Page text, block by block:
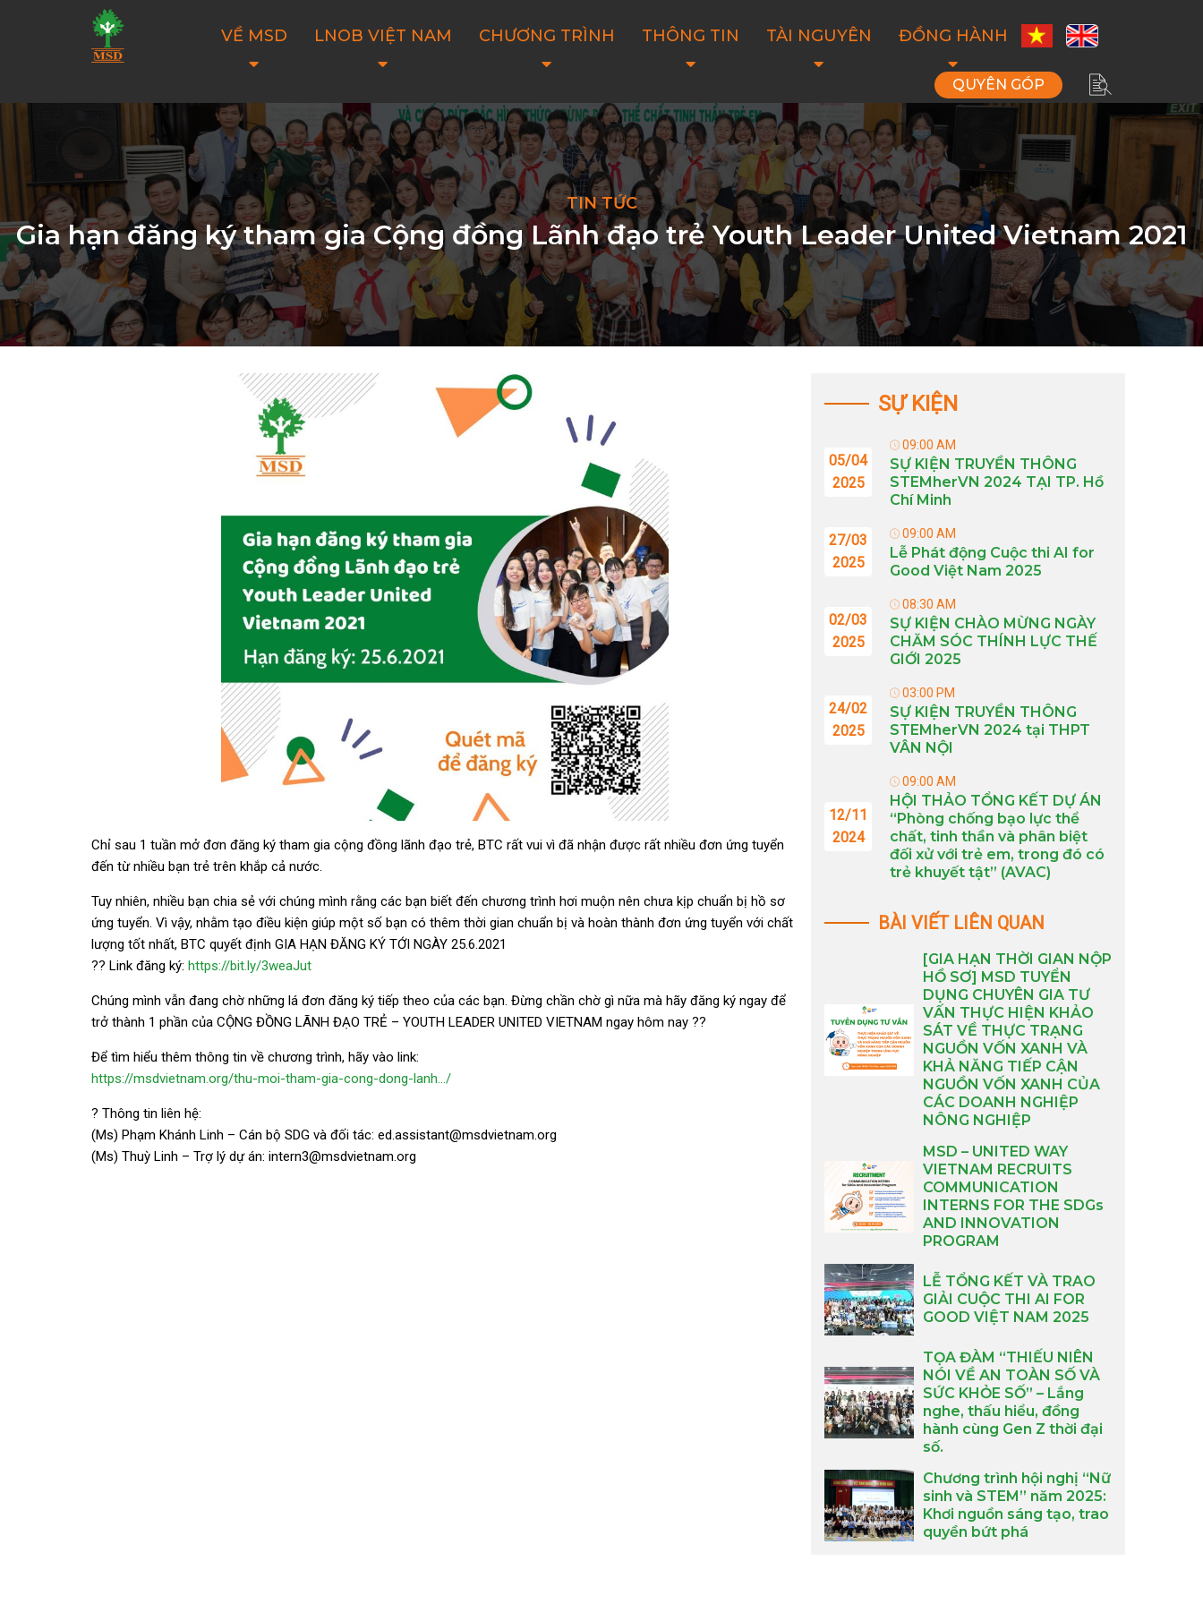
VỀ MSD LNOB VIỆT NAM CHƯƠNG TRÌNH THÔNG TIN TÀI NGUYÊN ĐỒNG HÀNH
QUYÊN GÓP
TIN TỨC
Gia hạn đăng ký tham gia Cộng đồng Lãnh đạo trẻ Youth Leader United Vietnam 2021
Chỉ sau 1 tuần mở đơn đăng ký tham gia cộng đồng lãnh đạo trẻ, BTC rất vui vì đã nhận được rất nhiều đơn ứng tuyển
đến từ nhiều bạn trẻ trên khắp cả nước.
Tuy nhiên, nhiều bạn chia sẻ với chúng mình rằng các bạn biết đến chương trình hơi muộn nên chưa kịp chuẩn bị hồ sơ
ứng tuyển. Vì vậy, nhằm tạo điều kiện giúp một số bạn có thêm thời gian chuẩn bị và hoàn thành đơn ứng tuyển với chất
lượng tốt nhất, BTC quyết định GIA HẠN ĐĂNG KÝ TỚI NGÀY 25.6.2021
?? Link đăng ký: https://bit.ly/3weaJut
Chúng mình vẫn đang chờ những lá đơn đăng ký tiếp theo của các bạn. Đừng chần chờ gì nữa mà hãy đăng ký ngay để
trở thành 1 phần của CỘNG ĐỒNG LÃNH ĐẠO TRẺ – YOUTH LEADER UNITED VIETNAM ngay hôm nay ??
Để tìm hiểu thêm thông tin về chương trình, hãy vào link:
https://msdvietnam.org/thu-moi-tham-gia-cong-dong-lanh…/
? Thông tin liên hệ:
(Ms) Phạm Khánh Linh – Cán bộ SDG và đối tác: ed.assistant@msdvietnam.org
(Ms) Thuỳ Linh – Trợ lý dự án: intern3@msdvietnam.org
SỰ KIỆN
05/04
2025
09:00 AM
SỰ KIỆN TRUYỀN THÔNG
STEMherVN 2024 TẠI TP. Hồ
Chí Minh
27/03
2025
09:00 AM
Lễ Phát động Cuộc thi AI for
Good Việt Nam 2025
02/03
2025
08:30 AM
SỰ KIỆN CHÀO MỪNG NGÀY
CHĂM SÓC THÍNH LỰC THẾ
GIỚI 2025
24/02
2025
03:00 PM
SỰ KIỆN TRUYỀN THÔNG
STEMherVN 2024 tại THPT
VÂN NỘI
12/11
2024
09:00 AM
HỘI THẢO TỔNG KẾT DỰ ÁN
“Phòng chống bạo lực thể
chất, tinh thần và phân biệt
đối xử với trẻ em, trong đó có
trẻ khuyết tật” (AVAC)
BÀI VIẾT LIÊN QUAN
[GIA HẠN THỜI GIAN NỘP
HỒ SƠ] MSD TUYỂN
DỤNG CHUYÊN GIA TƯ
VẤN THỰC HIỆN KHẢO
SÁT VỀ THỰC TRẠNG
NGUỒN VỐN XANH VÀ
KHẢ NĂNG TIẾP CẬN
NGUỒN VỐN XANH CỦA
CÁC DOANH NGHIỆP
NÔNG NGHIỆP
MSD – UNITED WAY
VIETNAM RECRUITS
COMMUNICATION
INTERNS FOR THE SDGs
AND INNOVATION
PROGRAM
LỄ TỔNG KẾT VÀ TRAO
GIẢI CUỘC THI AI FOR
GOOD VIỆT NAM 2025
TỌA ĐÀM “THIẾU NIÊN
NÓI VỀ AN TOÀN SỐ VÀ
SỨC KHỎE SỐ” – Lắng
nghe, thấu hiểu, đồng
hành cùng Gen Z thời đại
số.
Chương trình hội nghị “Nữ
sinh và STEM” năm 2025:
Khơi nguồn sáng tạo, trao
quyền bứt phá